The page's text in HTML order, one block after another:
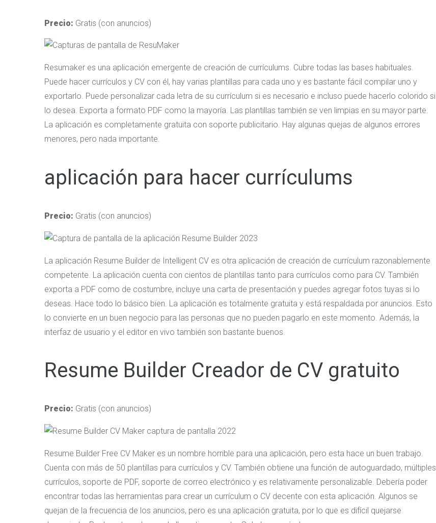
Precio: Gratis (con anuncios)
Resumaker es una aplicación emergente de creación de currículums. Cubre todas las bases habituales.
Puede hacer currículos y CV con él, hay varias plantillas para cada uno y es bastante fácil compilar uno y
exportarlo. Puede personalizar cada letra de su currículum si es necesario e incluso puede hacerlo colorido si
lo desea. Exporta a formato PDF como la mayoría. Las plantillas también se ven limpias en su mayor parte.
La aplicación es completamente gratuita con soporte publicitario. Hay algunas quejas de algunos errores
menores, pero nada importante.
aplicación para hacer currículums
Precio: Gratis (con anuncios)
La aplicación Resume Builder de Intelligent CV es otra aplicación de creación de currículum razonablemente
competente. La aplicación cuenta con cientos de plantillas tanto para currículos como para CV. También
exporta a PDF como de costumbre, incluye una carta de presentación y puedes agregar fotos tuyas si lo
deseas. Hace todo lo básico bien. La aplicación es totalmente gratuita y está respaldada por anuncios. Esto
lo convierte en un buen negocio para las personas que no pueden pagarlo en este momento. Además, la
interfaz de usuario y el editor en vivo también son bastante buenos.
Resume Builder Creador de CV gratuito
Precio: Gratis (con anuncios)
Resume Builder Free CV Maker es un nombre horrible para una aplicación, pero esta hace un buen trabajo.
Cuenta con más de 50 plantillas para currículos y CV. También obtiene una función de autoguardado, múltiples
currículos, soporte de PDF, soporte de correo electrónico y es relativamente personalizable. Debería poder
encontrar todas las herramientas para crear un currículum o CV decente con esta aplicación. Algunos se
quejan de la frecuencia de los anuncios, pero es una aplicación gratuita, por lo que es difícil quejarse